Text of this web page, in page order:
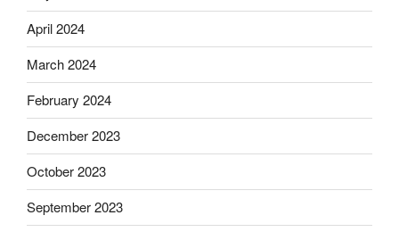
April 2024
March 2024
February 2024
December 2023
October 2023
September 2023